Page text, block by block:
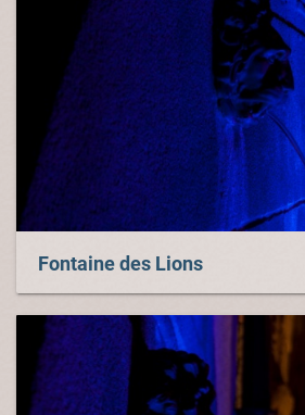
Fontaine des Lions